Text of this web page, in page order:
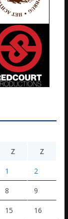
Z Z
1 2
8 9
15 16